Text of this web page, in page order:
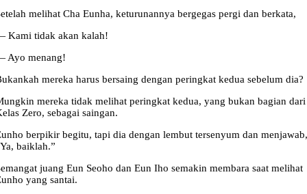
melihat Cha Eunha, keturunannya bergegas pergi dan berkata,
Kami tidak akan kalah!
Ayo menang!
mereka harus bersaing dengan peringkat kedua sebelum dia?
mereka tidak melihat peringkat kedua, yang bukan bagian dari
Zero, sebagai saingan.
berpikir begitu, tapi dia dengan lembut tersenyum dan menjawab,
baiklah.”
juang Eun Seoho dan Eun Iho semakin membara saat melihat
yang santai.